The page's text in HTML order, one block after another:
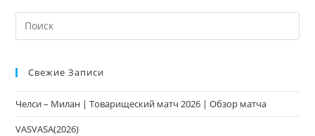
Свежие Записи
Челси – Милан | Товарищеский матч 2026 | Обзор матча
VASVASA(2026)